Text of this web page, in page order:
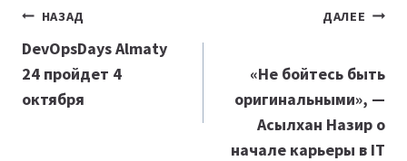
Навигация
по
записям
НАЗАД
DevOpsDays Almaty
24 пройдет 4
октября
ДАЛЕЕ
«Не бойтесь быть
оригинальными», —
Асылхан Назир о
начале карьеры в IT